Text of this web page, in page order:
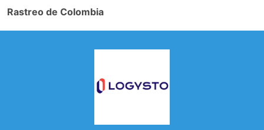
Rastreo de Colombia